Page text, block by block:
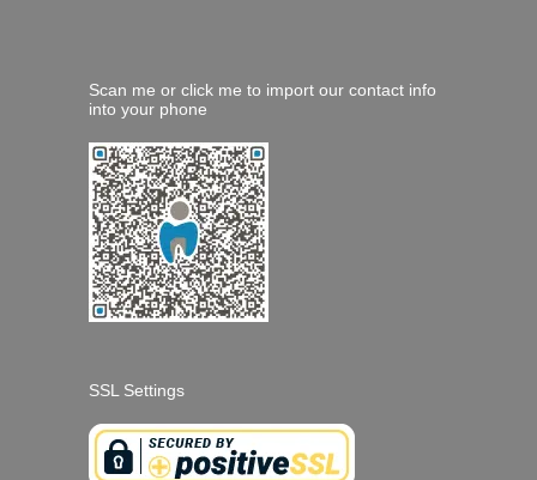
Scan me or click me to import our contact info
into your phone
SSL Settings